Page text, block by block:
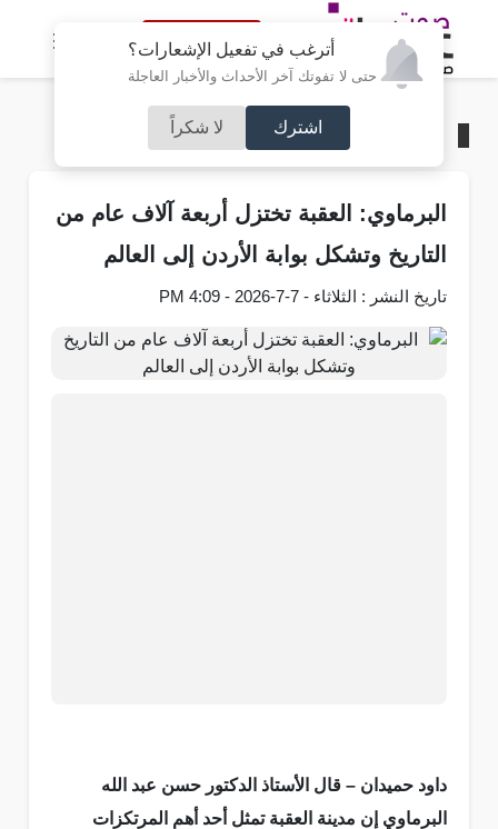
أترغب في تفعيل الإشعارات؟
حتى لا تفوتك آخر الأحداث والأخبار العاجلة
اشترك لا شكراً
النسخة الكاملة
مجتمع صوت عمان
البرماوي: العقبة تختزل أربعة آلاف عام من
التاريخ وتشكل بوابة الأردن إلى العالم
تاريخ النشر : الثلاثاء - 7-7-2026 - 4:09 PM
داود حميدان – قال الأستاذ الدكتور حسن عبد الله
البرماوي إن مدينة العقبة تمثل أحد أهم المرتكزات